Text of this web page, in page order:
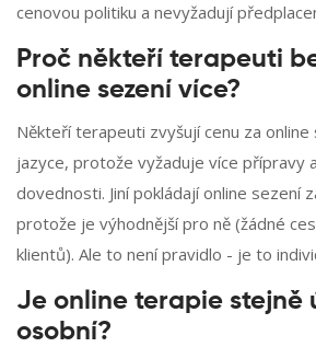
cenovou politiku a nevyžadují
Proč někteří terapeuti
online sezení více?
Někteří terapeuti zvyšují cenu za online
jazyce, protože vyžaduje více přípravy
dovednosti. Jiní pokládají online sezení
protože je výhodnější pro ně (žádné
klientů). Ale to není pravidlo - je to
Je online terapie stejně
osobní?